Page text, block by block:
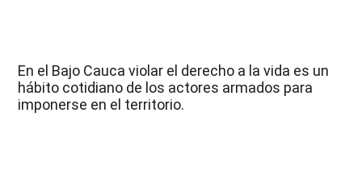
En el Bajo Cauca violar el derecho a la vida es un
hábito cotidiano de los actores armados para
imponerse en el territorio.